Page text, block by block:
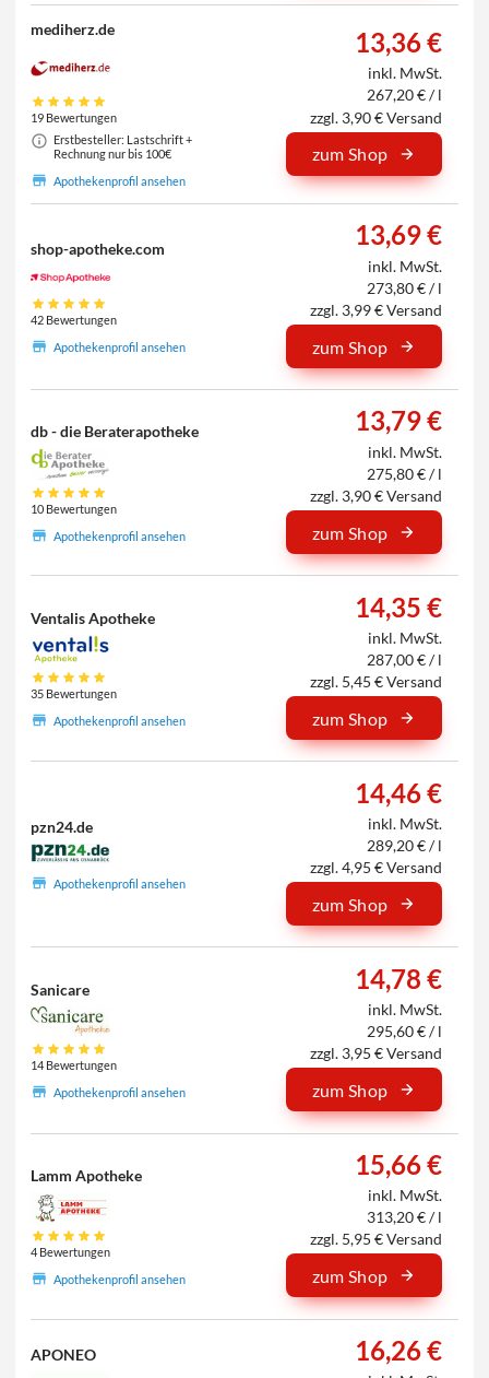
mediherz.de
19 Bewertungen
Erstbesteller: Lastschrift +
Rechnung nur bis 100€
Apothekenprofil ansehen
13,36 €
inkl. MwSt.
267,20 € / l
zzgl. 3,90 € Versand
zum Shop
shop-apotheke.com
42 Bewertungen
Apothekenprofil ansehen
13,69 €
inkl. MwSt.
273,80 € / l
zzgl. 3,99 € Versand
zum Shop
db - die Beraterapotheke
10 Bewertungen
Apothekenprofil ansehen
13,79 €
inkl. MwSt.
275,80 € / l
zzgl. 3,90 € Versand
zum Shop
Ventalis Apotheke
35 Bewertungen
Apothekenprofil ansehen
14,35 €
inkl. MwSt.
287,00 € / l
zzgl. 5,45 € Versand
zum Shop
pzn24.de
Apothekenprofil ansehen
14,46 €
inkl. MwSt.
289,20 € / l
zzgl. 4,95 € Versand
zum Shop
Sanicare
14 Bewertungen
Apothekenprofil ansehen
14,78 €
inkl. MwSt.
295,60 € / l
zzgl. 3,95 € Versand
zum Shop
Lamm Apotheke
4 Bewertungen
Apothekenprofil ansehen
15,66 €
inkl. MwSt.
313,20 € / l
zzgl. 5,95 € Versand
zum Shop
APONEO 16,26 €